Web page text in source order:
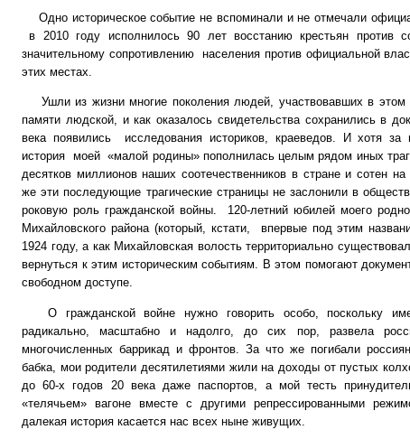
Одно историческое событие не вспоминали и не отмечали
в 2010 году исполнилось 90 лет восстанию крестьян против
значительному сопротивлению
населения против официальной
этих местах.
Ушли из жизни многие поколения людей, участвовавших в
памяти людской, и как оказалось свидетельства сохранились в
века появились
исследования историков, краеведов. И хотя за
история моей «малой родины» пополнилась целым рядом иных
десятков миллионов наших соотечественников в стране и сотен
же эти последующие трагические страницы не заслонили в
роковую роль гражданской войны.
120-летний юбилей моего
Михайловского района (который, кстати,
впервые под этим
1924 году, а как Михайловская волость территориально
вернуться к этим историческим событиям. В этом помогают
свободном доступе.
О гражданской войне нужно говорить особо, поскольку
радикально, масштабно и надолго, до сих пор, развела
многочисленных баррикад и фронтов. За что же погибали
бабка, мои родители десятилетиями жили на доходы от пустых
до 60-х годов 20 века даже паспортов, а мой тесть
«телячьем» вагоне вместе с другими репрессированными
далекая история касается нас всех ныне живущих.